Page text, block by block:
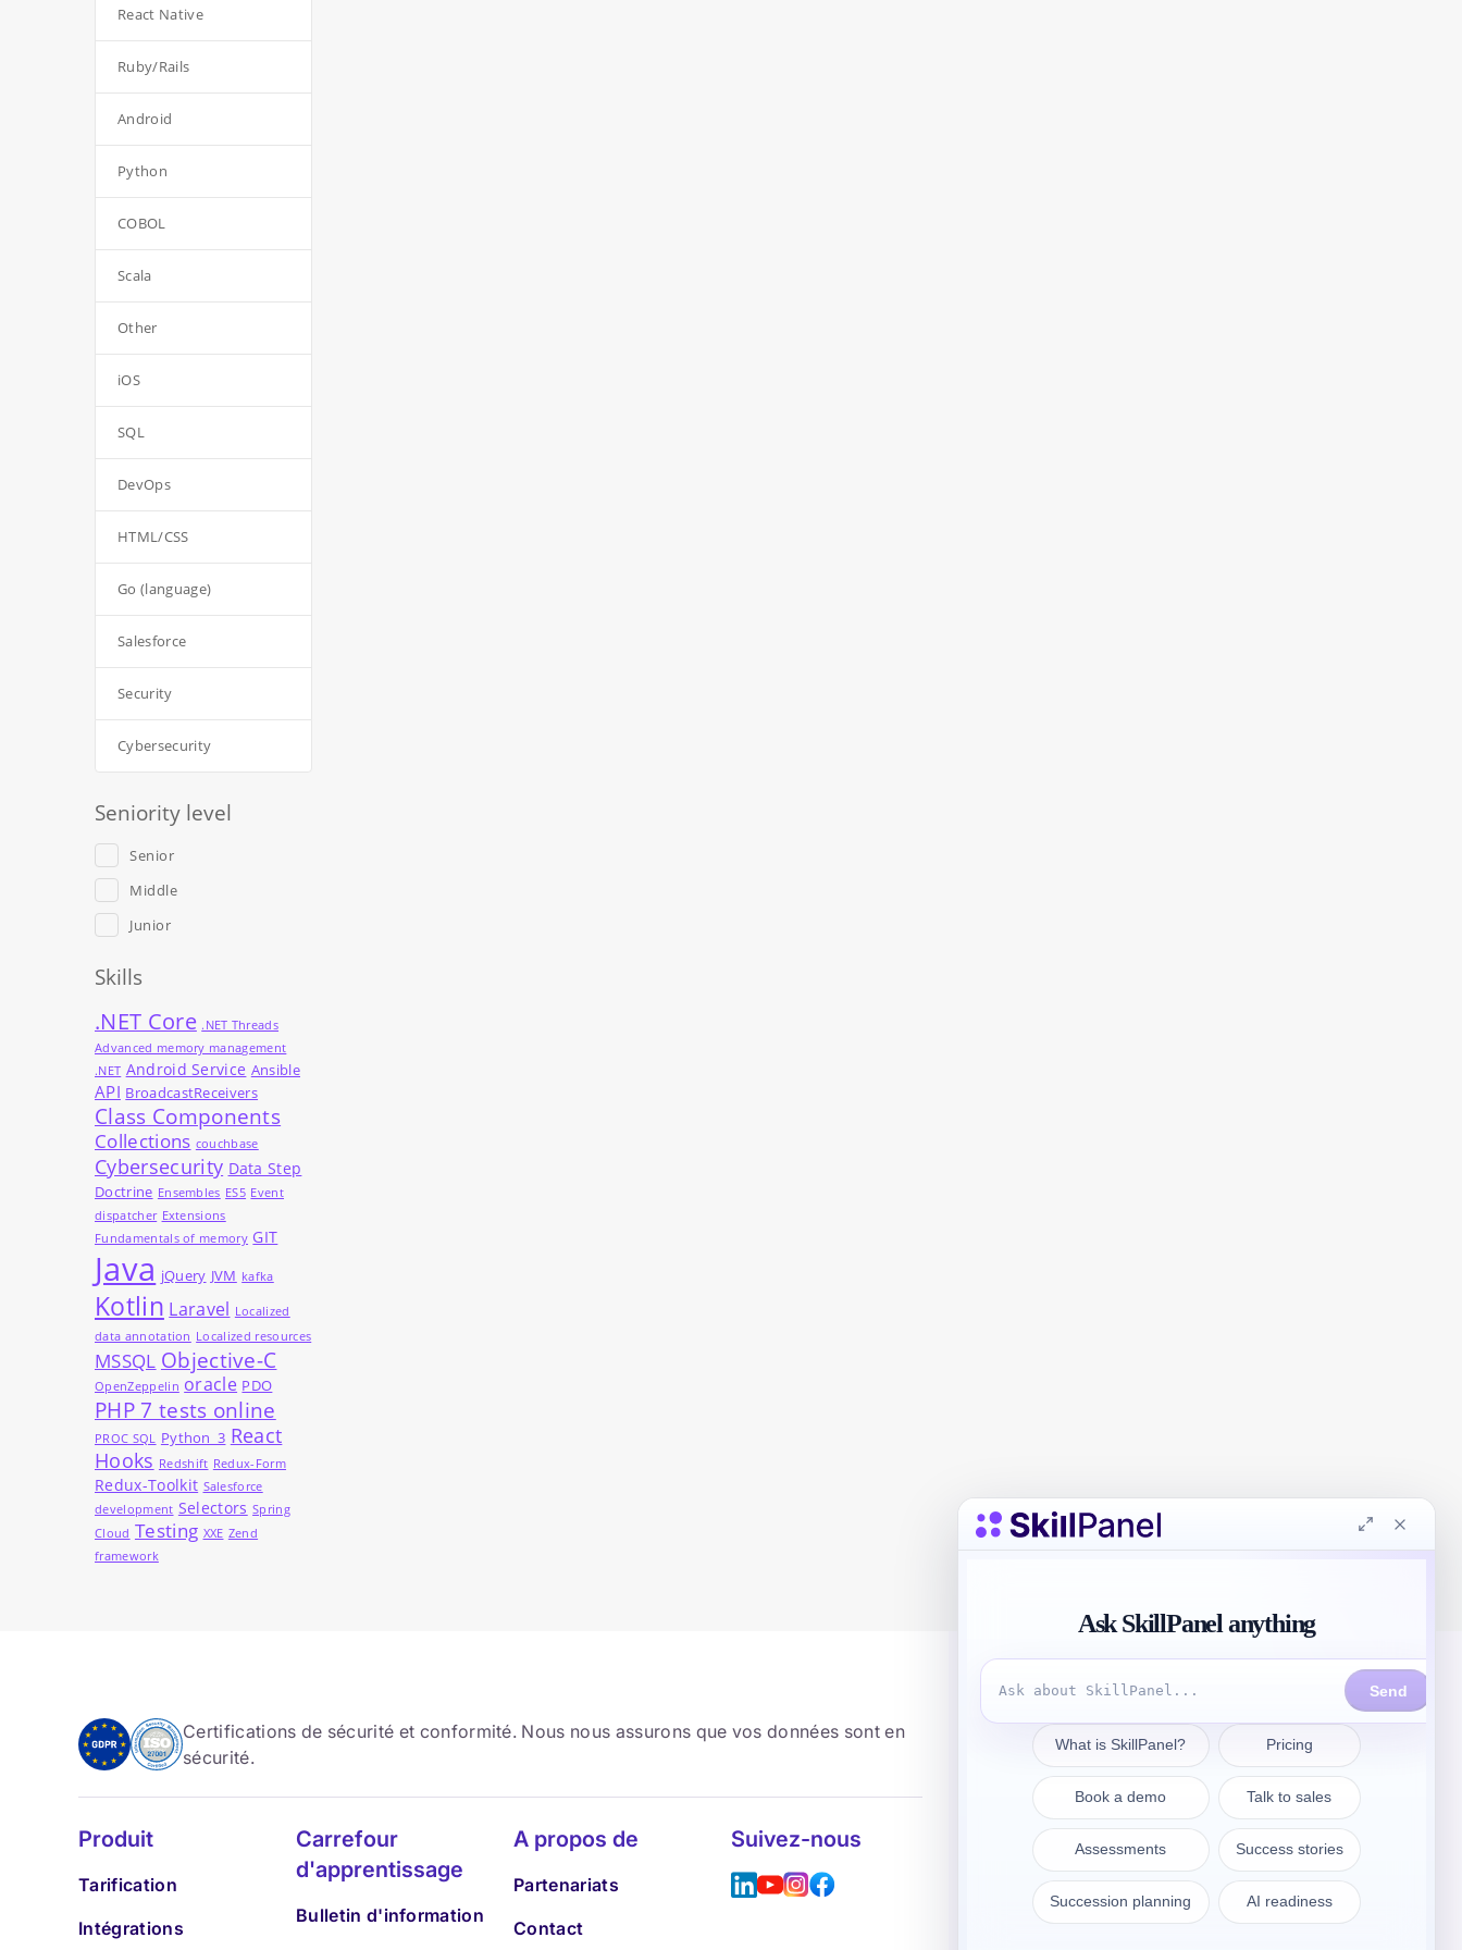
React Native
Ruby/Rails
Android
Python
COBOL
Scala
Other
iOS
SQL
DevOps
HTML/CSS
Go (language)
Salesforce
Security
Cybersecurity
Seniority level
Senior
Middle
Junior
Skills
.NET Core .NET Threads
Advanced memory management
.NET Android Service Ansible
API BroadcastReceivers
Class Components
Collections couchbase
Cybersecurity Data Step
Doctrine Ensembles ES5 Event
dispatcher Extensions
Fundamentals of memory GIT
Java jQuery JVM kafka
Kotlin Laravel Localized
data annotation Localized resources
MSSQL Objective-C
OpenZeppelin oracle PDO
PHP 7 tests online
PROC SQL Python_3 React
Hooks Redshift Redux-Form
Redux-Toolkit Salesforce
development Selectors Spring
Cloud Testing XXE Zend
framework
Certifications de sécurité et conformité. Nous nous assurons que vos données sont en
sécurité.
Produit
Tarification
Intégrations
Carrefour
d'apprentissage
Bulletin d'information
A propos de
Partenariats
Contact
Suivez-nous Prendre contact
sales@skillpanel.com
Adressez-vous au service des